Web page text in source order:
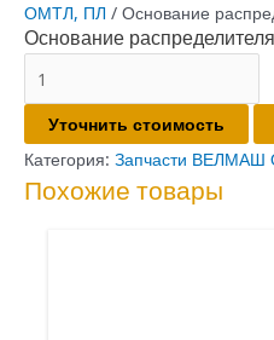
ОМТЛ, ПЛ / Основание
Основание
товара
Основание
распределителя
70-
Уточнить стоимость
Категория: Запчасти
Похожие товары